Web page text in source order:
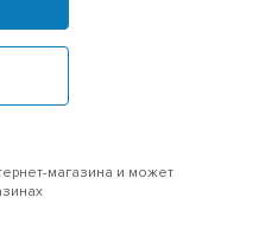
магазина и может